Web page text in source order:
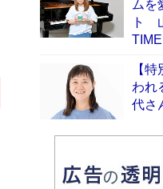
ンガ」も収録
美輪明宏 晩年の回
るための人生相談
メントベストセラ
「『火垂るの墓』
続けた“自責の念”
い」監督が徹底的
戦争の記憶
Book
東野圭吾、伊坂幸
らも文庫化 映画化
ムを
ト
【
われ
代さ